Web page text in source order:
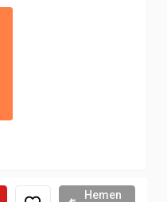
Hemen